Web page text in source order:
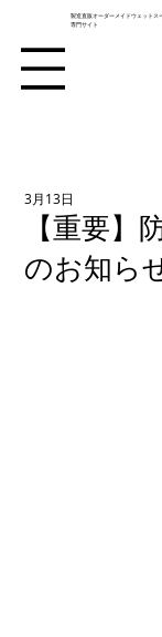
製造直販オーダーメイドウェットス
専門サイト
【重要】
のお知ら
3月13日